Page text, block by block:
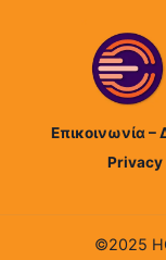
Επικοινωνία –
Privacy
©2025